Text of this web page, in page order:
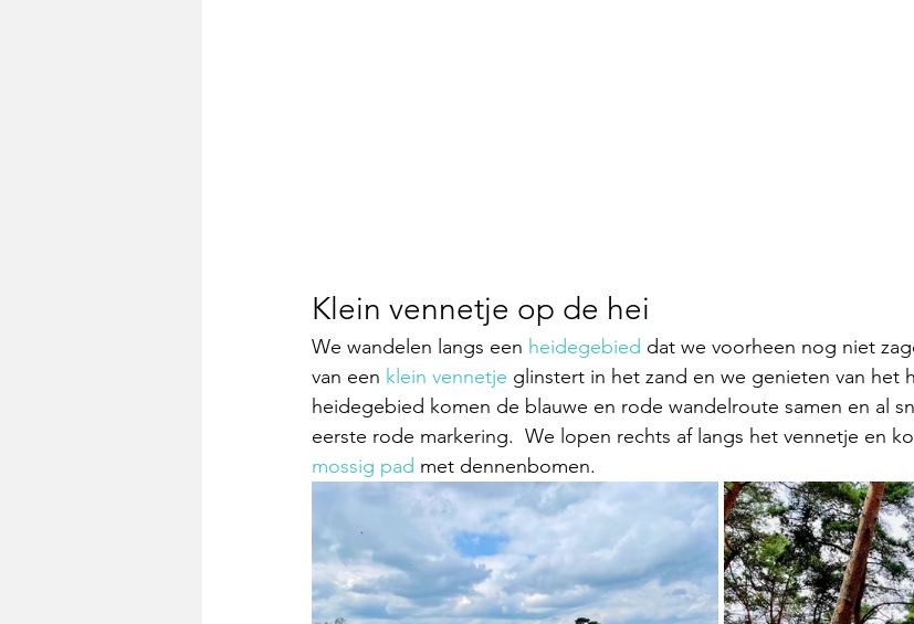
Klein vennetje op de hei
We wandelen langs een heidegebied dat we voorheen nog niet
van een klein vennetje glinstert in het zand en we genieten van het
heidegebied komen de blauwe en rode wandelroute samen en al
eerste rode markering.  We lopen rechts af langs het vennetje en
mossig pad met dennenbomen.